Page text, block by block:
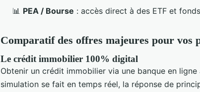
📊 PEA / Bourse : accès direct à des ETF et
Comparatif des offres majeures pour vos
Le crédit immobilier 100% digital
Obtenir un crédit immobilier via une banque en ligne
simulation se fait en temps réel, la réponse de